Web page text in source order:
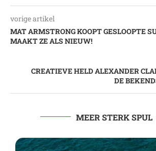
vorige artikel
MAT ARMSTRONG KOOPT GESLOOPTE
MAAKT ZE ALS NIEUW!
CREATIEVE HELD ALEXANDER
DE
MEER STERK SPUL